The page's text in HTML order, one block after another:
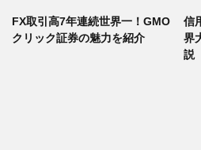
FX取引高7年連続世界一！GMO
クリック証券の魅力を紹介
信
界
説